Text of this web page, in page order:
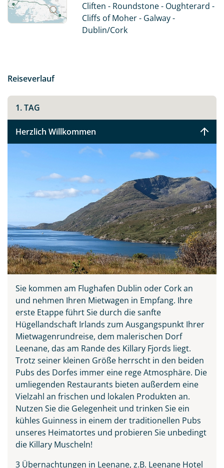
Teile diese Reise
Irland - die grüne Insel
Facebook
einzigem Fjord entlang. Sie übernachten in
gemütlichen und charmanten 3*-Hotels und/oder
Atlantic Way, und entdecken Sie das noch sehr
Cliften - Roundstone - Oughterard -
Cliffs of Moher - Galway -
Dublin/Cork
Reiseverlauf
1. TAG
Herzlich Willkommen
Sie kommen am Flughafen Dublin oder Cork an
und nehmen Ihren Mietwagen in Empfang. Ihre
erste Etappe führt Sie durch die sanfte
Hügellandschaft Irlands zum Ausgangspunkt Ihrer
Mietwagenrundreise, dem malerischen Dorf
Leenane, das am Rande des Killary Fjords liegt.
Trotz seiner kleinen Größe herrscht in den beiden
Pubs des Dorfes immer eine rege Atmosphäre. Die
umliegenden Restaurants bieten außerdem eine
Vielzahl an frischen und lokalen Produkten an.
Nutzen Sie die Gelegenheit und trinken Sie ein
kühles Guinness in einem der traditionellen Pubs
unseres Heimatortes und probieren Sie unbedingt
die Killary Muscheln!
3 Übernachtungen in Leenane, z.B. Leenane Hotel